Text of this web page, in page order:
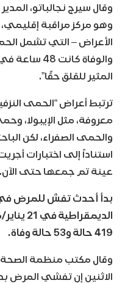
وقال سيرج نجالباتو،
وهو مركز مراقبة إقليمي،
الأعراض – التي تشمل
والوفاة
المثير للقلق حقًا”.
ترتبط أعراض “الحمى
معروفة، مثل الإيبولا،
والحمى الصفراء، لكن
استناداً إلى اختبارات
عينة تم جمعها حتى الآن.
بدأ أحدث تفش للمرض
419 حالة و53 حالة وفاة.
وقال مكتب منظمة الصحة
الاثنين إن تفشي المرض